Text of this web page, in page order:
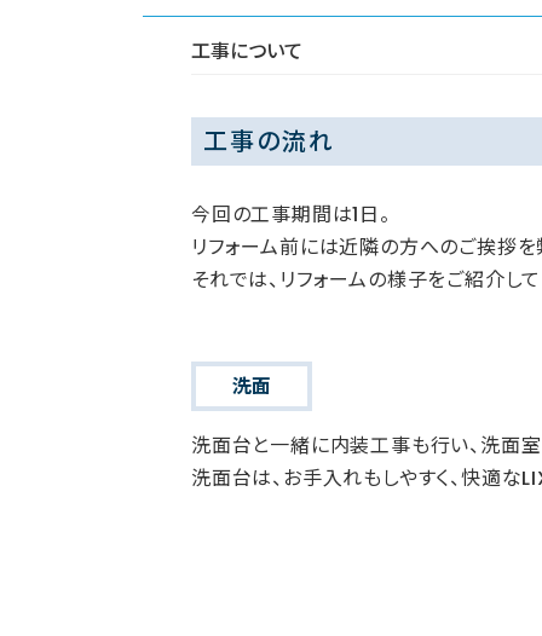
工事について
工事の流れ
今回の工事期間は1日。
リフォーム前には近隣の方へのご挨拶を
それでは、リフォームの様子をご紹介して
洗面
洗面台と一緒に内装工事も行い、洗面室
洗面台は、お手入れもしやすく、快適な